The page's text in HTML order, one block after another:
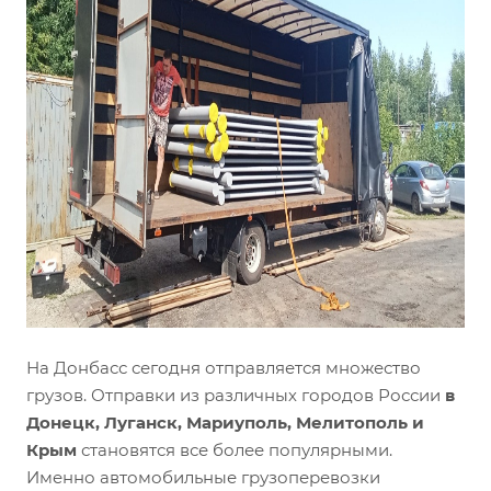
На Донбасс сегодня отправляется множество
грузов. Отправки из различных городов России в
Донецк, Луганск, Мариуполь, Мелитополь и
Крым становятся все более популярными.
Именно автомобильные грузоперевозки